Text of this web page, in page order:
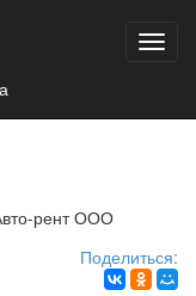
рент ООО
Поделиться: